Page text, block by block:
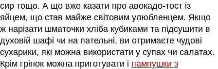
сир тощо. А що вже казати про авокадо-тост із
яйцем, що став майже світовим улюбленцем. Якщо
ж нарізати шматочки хліба кубиками та підсушити в
духовій шафі чи на пательні, ви отримаєте чудові
сухарики, які можна використати у супах чи салатах.
Крім грінок можна приготувати і пампушки з